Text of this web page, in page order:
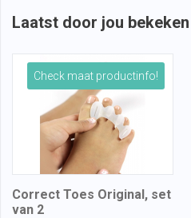
Laatst door jou bekeken
Check maat productinfo!
Correct Toes Original, set
van 2